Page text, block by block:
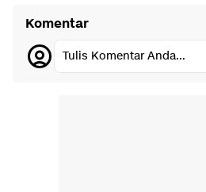
Komentar
Tulis Komentar Anda...